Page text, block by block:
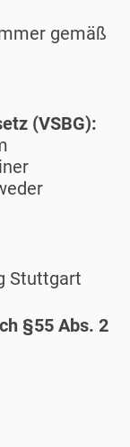
gemäß
(VSBG):
Stuttgart
§55 Abs. 2